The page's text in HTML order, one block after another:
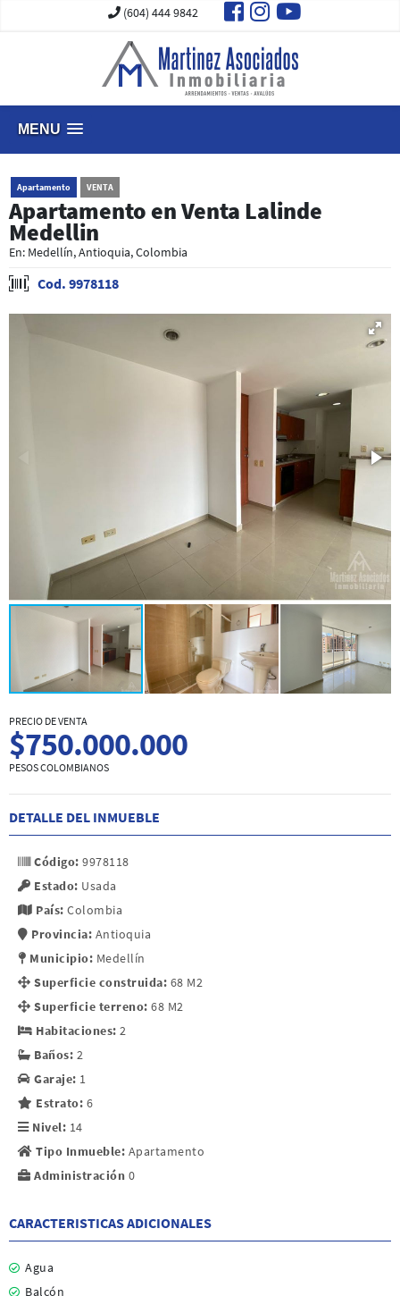
(604) 444 9842
MENU
Apartamento VENTA
Apartamento en Venta Lalinde
Medellin
En: Medellín, Antioquia, Colombia
Cod. 9978118
PRECIO DE VENTA
$750.000.000
PESOS COLOMBIANOS
DETALLE DEL INMUEBLE
Código: 9978118
Estado: Usada
País: Colombia
Provincia: Antioquia
Municipio: Medellín
Superficie construida: 68 M2
Superficie terreno: 68 M2
Habitaciones: 2
Baños: 2
Garaje: 1
Estrato: 6
Nivel: 14
Tipo Inmueble: Apartamento
Administración 0
CARACTERISTICAS ADICIONALES
Agua
Balcón